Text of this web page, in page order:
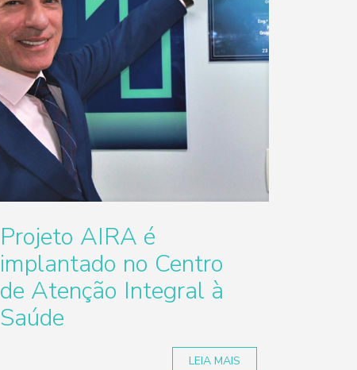
Projeto AIRA é
implantado no Centro
de Atenção Integral à
Saúde
LEIA MAIS